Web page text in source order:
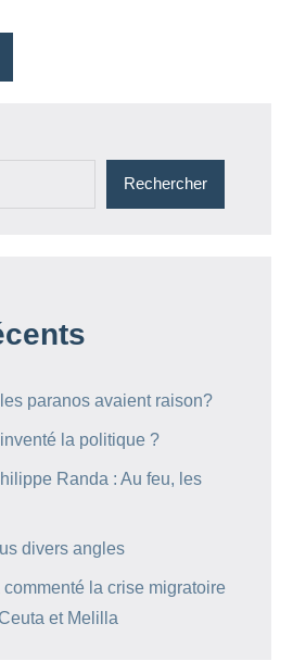
Rechercher
paranos avaient raison?
la politique ?
Randa : Au feu, les
divers angles
commenté la crise migratoire
et Melilla